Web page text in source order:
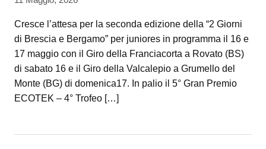
Cresce l’attesa per la seconda edizione della “2 Giorni
di Brescia e Bergamo” per juniores in programma il 16 e
17 maggio con il Giro della Franciacorta a Rovato (BS)
di sabato 16 e il Giro della Valcalepio a Grumello del
Monte (BG) di domenica17. In palio il 5° Gran Premio
ECOTEK – 4° Trofeo […]